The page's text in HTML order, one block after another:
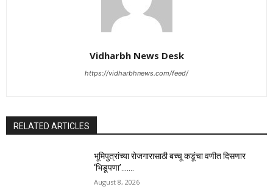
Vidharbh News Desk
https://vidharbhnews.com/feed/
RELATED ARTICLES
भूमिपुत्रांच्या रोजगारासाठी बच्चू कडूंचा वणीत दिसणार
‘भिडूपणा’…….
August 8, 2026